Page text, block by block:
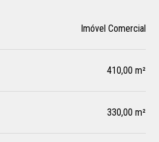
Imóvel Comercial
410,00 m²
330,00 m²